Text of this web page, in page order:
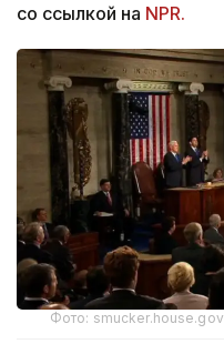
со ссылкой на NPR.
Фото: smucker.house.gov